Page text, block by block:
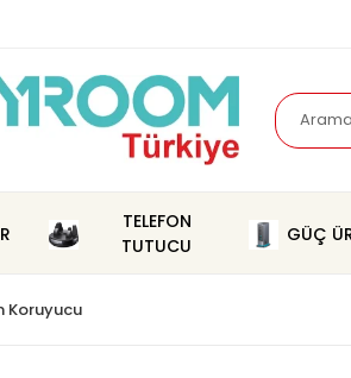
TELEFON
TUTUCU
GÜÇ
Koruyucu